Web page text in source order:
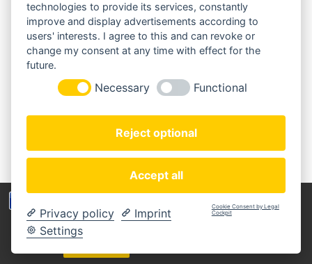
der Webseite zu verbessen. Durch Deinen Besuch
Herderstraße 2
22085 Hamburg
+49(0)40 18 033 286
info@morgenland-bazar.de
www.morgenland-bazar.de
FOLGEN SIE UNS:
MEIN KONTO
ZAHLUNGSARTEN
technologies to provide its services, constantly
improve and display advertisements according to
users' interests. I agree to this and can revoke or
change my consent at any time with effect for the
future.
Necessary Functional
Reject optional
Accept all
Privacy policy
Imprint
Settings
Cookie Consent by Legal
Cockpit